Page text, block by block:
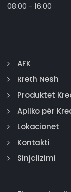
08:00 - 16:00
AFK
Rreth Nesh
Produktet
Apliko për
Lokacionet
Kontakti
Sinjalizimi